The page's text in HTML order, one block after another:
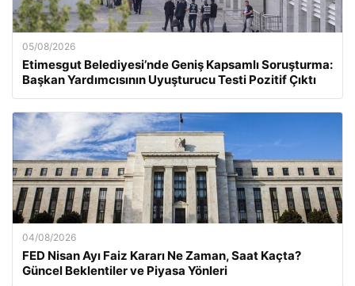
05/08/2026
Etimesgut Belediyesi’nde Geniş Kapsamlı Soruşturma:
Başkan Yardımcısının Uyuşturucu Testi Pozitif Çıktı
04/08/2026
FED Nisan Ayı Faiz Kararı Ne Zaman, Saat Kaçta?
Güncel Beklentiler ve Piyasa Yönleri